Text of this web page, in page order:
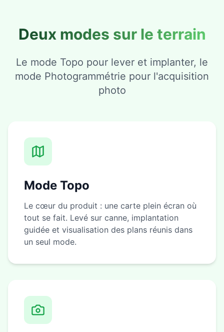
Deux modes sur le terrain
Le mode Topo pour lever et implanter, le
mode Photogrammétrie pour l'acquisition
photo
Mode Topo
Le cœur du produit : une carte plein écran où
tout se fait. Levé sur canne, implantation
guidée et visualisation des plans réunis dans
un seul mode.